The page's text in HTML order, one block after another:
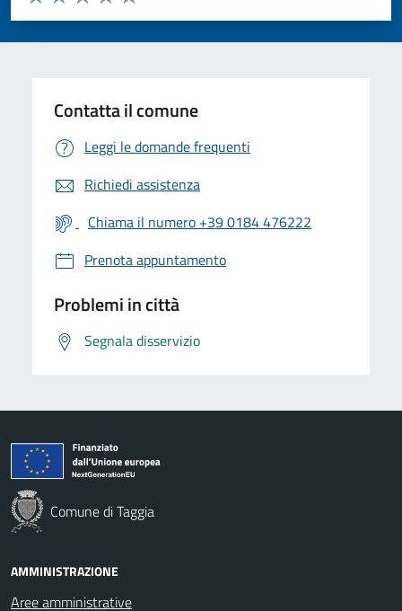
Valuta 5 stelle su 5
Valuta 4 stelle su 5
Valuta 3 stelle su 5
Valuta 2 stelle su 5
Valuta 1 stelle su 5
Contatta il comune
Leggi le domande frequenti
Richiedi assistenza
Chiama il numero +39 0184 476222
Prenota appuntamento
Problemi in città
Segnala disservizio
Comune di Taggia
AMMINISTRAZIONE
Aree amministrative